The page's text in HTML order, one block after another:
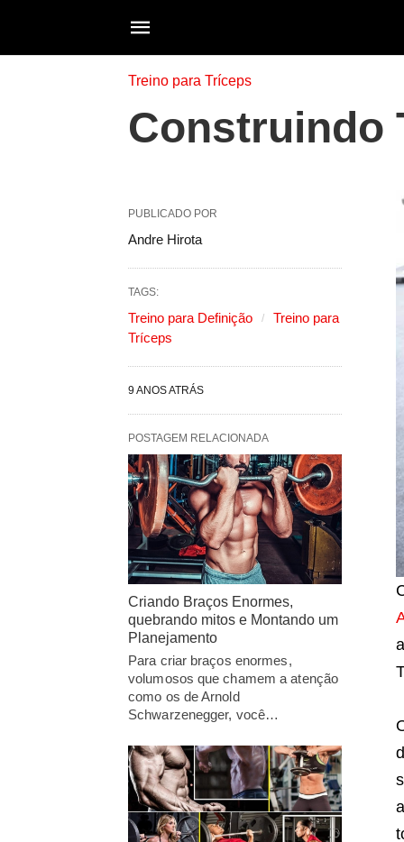
Treino para Tríceps
Construindo
PUBLICADO POR
Andre Hirota
TAGS:
Treino para Definição
Treino para
Tríceps
9 ANOS ATRÁS
POSTAGEM RELACIONADA
Criando Braços Enormes,
quebrando mitos e Montando um
Planejamento
Para criar braços enormes,
volumosos que chamem a atenção
como os de Arnold
Schwarzenegger, você…